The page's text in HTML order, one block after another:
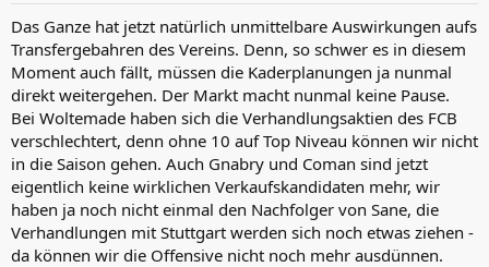
:
Das Ganze hat jetzt natürlich unmittelbare Auswirkungen aufs
Transfergebahren des Vereins. Denn, so schwer es in diesem
Moment auch fällt, müssen die Kaderplanungen ja nunmal
direkt weitergehen. Der Markt macht nunmal keine Pause.
Bei Woltemade haben sich die Verhandlungsaktien des FCB
verschlechtert, denn ohne 10 auf Top Niveau können wir nicht
in die Saison gehen. Auch Gnabry und Coman sind jetzt
eigentlich keine wirklichen Verkaufskandidaten mehr, wir
haben ja noch nicht einmal den Nachfolger von Sane, die
Verhandlungen mit Stuttgart werden sich noch etwas ziehen -
da können wir die Offensive nicht noch mehr ausdünnen.